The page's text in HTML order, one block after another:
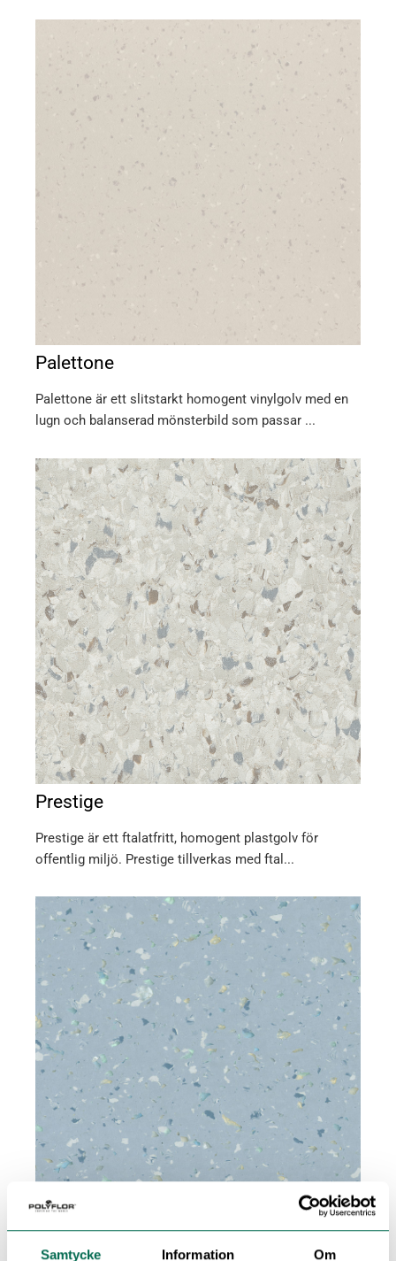
Samtycke Information Om
Palettone
Palettone är ett slitstarkt homogent vinylgolv med en
lugn och balanserad mönsterbild som passar ...
Prestige
Prestige är ett ftalatfritt, homogent plastgolv för
offentlig miljö. Prestige tillverkas med ftal...